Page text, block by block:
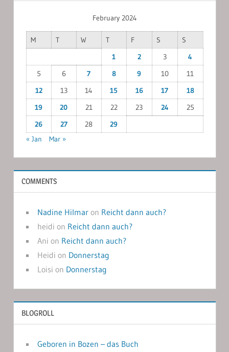
February 2024
M T W T F S
S
1
2 3
4
5
6 7 8 9 10
11
12
13 14 15 16 17
18
19
20 21 22 23 24
25
26
27 28
29
« Jan
Mar »
COMMENTS
Nadine Hilmaron Reicht dann auch?
heidi on Reicht dann auch?
Ani on Reicht dann auch?
Heidi on Donnerstag
Loisi on Donnerstag
BLOGROLL
Geboren in Bozen – das Buch